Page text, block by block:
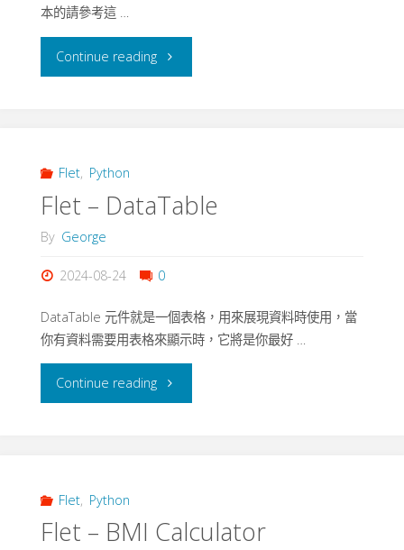
同
本的請參考這 …
Continue reading"Flet
Multiplication
99
乘
法
Flet, Python
Flet – DataTable
By George
2024-08-24 0
DataTable 元件就是一個表格，用來展現資料時使用，當
你有資料需要用表格來顯示時，它將是你最好 …
Continue reading"Flet
Flet, Python
Flet – BMI Calculator